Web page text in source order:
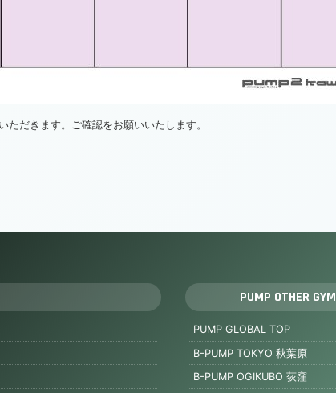
だきます。ご確認をお願いいたします。
PUMP OTHER GYM
PUMP GLOBAL TOP
B-PUMP TOKYO 秋葉原
B-PUMP OGIKUBO 荻窪